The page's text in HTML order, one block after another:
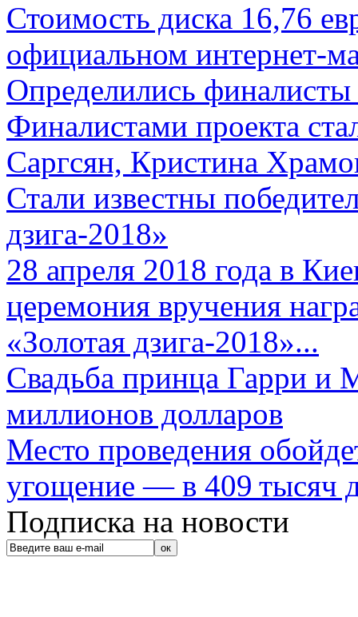
Стоимость диска 16,76
официальном интернет-
Определились
Финалистами проекта
Саргсян, Кристина
Стали известны
дзига-2018»
28 апреля 2018 года в
церемония вручения
«Золотая дзига-2018»...
Свадьба принца Гарри и
миллионов долларов
Место проведения
угощение — в 409 тысяч
Подписка на новости